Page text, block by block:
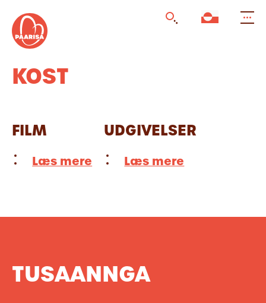
forsiden
KOST
FILM
Læs mere
UDGIVELSER
Læs mere
TUSAANNGA